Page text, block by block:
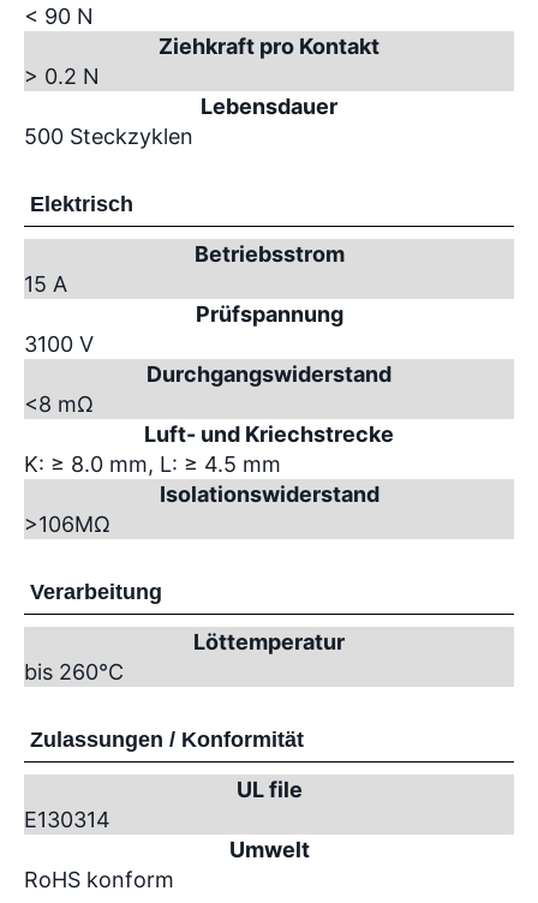
< 90 N
Ziehkraft pro Kontakt
> 0.2 N
Lebensdauer
500 Steckzyklen
Elektrisch
Betriebsstrom
15 A
Prüfspannung
3100 V
Durchgangswiderstand
<8 mΩ
Luft- und Kriechstrecke
K: ≥ 8.0 mm, L: ≥ 4.5 mm
Isolationswiderstand
>106MΩ
Verarbeitung
Löttemperatur
bis 260°C
Zulassungen / Konformität
UL file
E130314
Umwelt
RoHS konform